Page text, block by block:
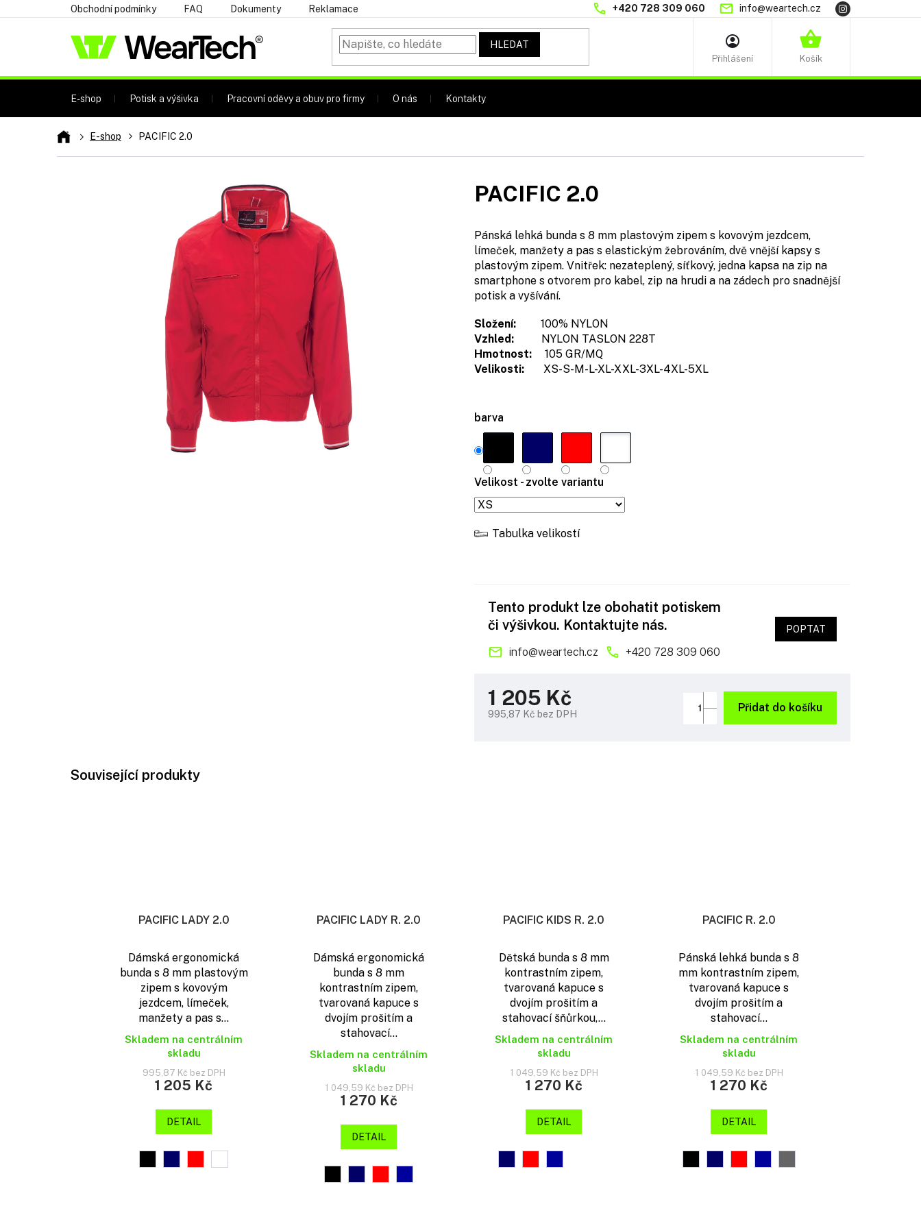
na
+420 728 309 060 info@weartech.cz
Obchodní podmínky FAQ Dokumenty Reklamace
HLEDAT
NÁKUPNÍ
E-shop Potisk a výšivka Pracovní oděvy a obuv pro firmy O nás Kontakty
DomůE-shop PACIFIC 2.0
barva
Velikost - zvolte variantu
Tabulka velikostí
Pánská lehká bunda s 8 mm plastovým zipem s kovovým jezdcem,
límeček, manžety a pas s elastickým žebrováním, dvě vnější kapsy s
plastovým zipem. Vnitřek: nezateplený, síťkový, jedna kapsa na zip na
smartphone s otvorem pro kabel, zip na hrudi a na zádech pro snadnější
potisk a vyšívání.
Složení:
100% NYLON
Vzhled:
NYLON TASLON 228T
Hmotnost:
105 GR/MQ
Velikosti:
XS-S-M-L-XL-XXL-3XL-4XL-5XL
PACIFIC 2.0
1 205 Kč
995,87 Kč bez DPH
Přidat do košíku
Tento produkt lze obohatit potiskem
či výšivkou. Kontaktujte nás.
info@weartech.cz +420 728 309 060
POPTAT
Související produkty
PACIFIC LADY 2.0
Dámská ergonomická
bunda s 8 mm plastovým
zipem s kovovým
jezdcem, límeček,
manžety a pas s...
Skladem na centrálním
skladu
995,87 Kč bez DPH
1 205 Kč
DETAIL
PACIFIC LADY R. 2.0
Dámská ergonomická
bunda s 8 mm
kontrastním zipem,
tvarovaná kapuce s
dvojím prošitím a
stahovací...
Skladem na centrálním
skladu
1 049,59 Kč bez DPH
1 270 Kč
DETAIL
PACIFIC KIDS R. 2.0
Dětská bunda s 8 mm
kontrastním zipem,
tvarovaná kapuce s
dvojím prošitím a
stahovací šňůrkou,...
Skladem na centrálním
skladu
1 049,59 Kč bez DPH
1 270 Kč
DETAIL
PACIFIC R. 2.0
Pánská lehká bunda s 8
mm kontrastním zipem,
tvarovaná kapuce s
dvojím prošitím a
stahovací...
Skladem na centrálním
skladu
1 049,59 Kč bez DPH
1 270 Kč
DETAIL